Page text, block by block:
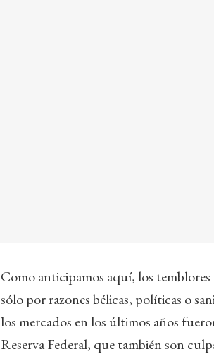
Como anticipamos aquí, los
sólo por razones bélicas, políticas o
los mercados en los últimos años
Reserva Federal, que también son